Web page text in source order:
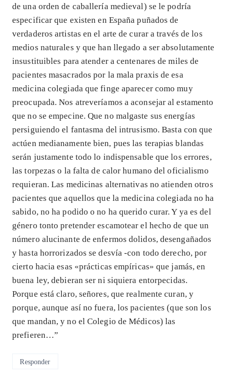
de una orden de caballería medieval) se le podría
especificar que existen en España puñados de
verdaderos artistas en el arte de curar a través de los
medios naturales y que han llegado a ser absolutamente
insustituibles para atender a centenares de miles de
pacientes masacrados por la mala praxis de esa
medicina colegiada que finge aparecer como muy
preocupada. Nos atreveríamos a aconsejar al estamento
que no se empecine. Que no malgaste sus energías
persiguiendo el fantasma del intrusismo. Basta con que
actúen medianamente bien, pues las terapias blandas
serán justamente todo lo indispensable que los errores,
las torpezas o la falta de calor humano del oficialismo
requieran. Las medicinas alternativas no atienden otros
pacientes que aquellos que la medicina colegiada no ha
sabido, no ha podido o no ha querido curar. Y ya es del
género tonto pretender escamotear el hecho de que un
número alucinante de enfermos dolidos, desengañados
y hasta horrorizados se desvía -con todo derecho, por
cierto hacia esas «prácticas empíricas» que jamás, en
buena ley, debieran ser ni siquiera entorpecidas.
Porque está claro, señores, que realmente curan, y
porque, aunque así no fuera, los pacientes (que son los
que mandan, y no el Colegio de Médicos) las
prefieren…”
Responder